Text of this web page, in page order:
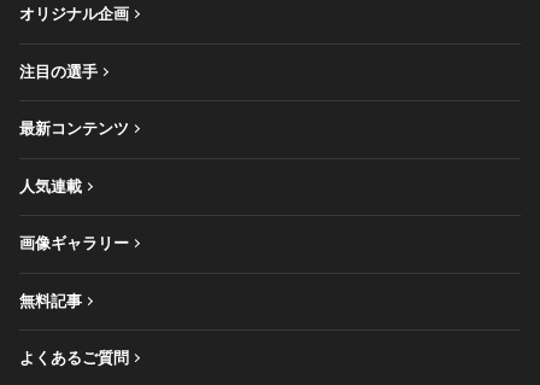
オリジナル企画
注目の選手
最新コンテンツ
人気連載
画像ギャラリー
無料記事
よくあるご質問